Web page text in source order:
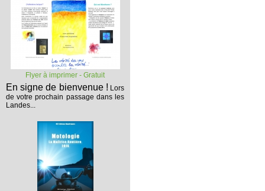
Flyer à imprimer - Gratuit
En signe de bienvenue ! Lors
de votre prochain passage dans les
Landes...